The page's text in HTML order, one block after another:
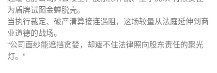
为盾牌试图金蝉脱壳。
当执行裁定、破产清算接连遇阻，这场较量从法庭延伸到商
业道德的战场。
“公司面纱能遮挡贪婪，却遮不住法律照向股东责任的聚光
灯。”